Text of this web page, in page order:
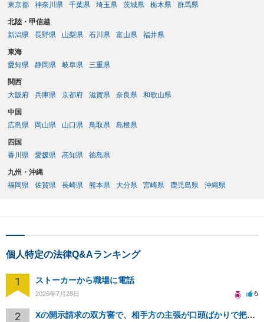
東京都
神奈川県 千葉県 埼玉県 茨城県 栃木県 群馬県
北陸・甲信越
新潟県
長野県 山梨県 石川県 富山県 福井県
東海
愛知県
静岡県 岐阜県 三重県
関西
大阪府
兵庫県 京都府 滋賀県 奈良県 和歌山県
中国
広島県
岡山県 山口県 鳥取県 島根県
四国
香川県
愛媛県 高知県 徳島県
九州・沖縄
福岡県
佐賀県 長崎県 熊本県 大分県 宮崎県 鹿児島県 沖縄県
個人特定の法律Q&Aランキング
1 ストーカーから職場に電話
2026年7月28日 6
2 Xの開示請求の双方審で、相手方の主張が口頭ばかりで把握しきれません